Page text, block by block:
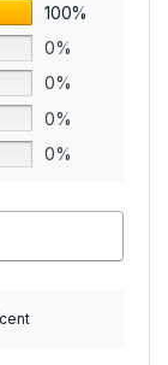
100%
0%
0%
0%
0%